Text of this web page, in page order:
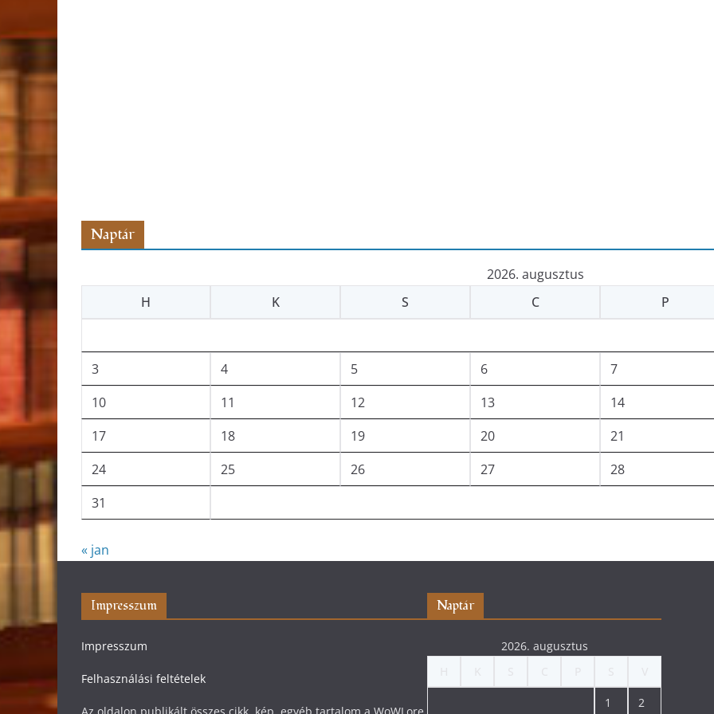
Naptár
2026. augusztus
H
K S C P
3
4 5 6 7
10
11 12 13 14
17
18 19 20 21
24
25 26 27 28
31
« jan
Impresszum
Impresszum
Felhasználási feltételek
Naptár
2026. augusztus
1 2